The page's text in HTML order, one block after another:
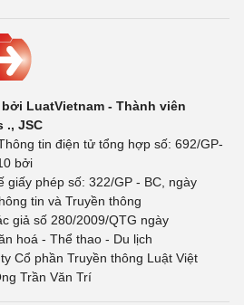
LuatVietnam - Thành viên
., JSC
tin điện tử tổng hợp số: 692/GP-
bởi
giấy phép số: 322/GP - BC, ngày
tin và Truyền thông
giả số 280/2009/QTG ngày
hoá - Thể thao - Du lịch
Cổ phần Truyền thông Luật Việt
Trần Văn Trí